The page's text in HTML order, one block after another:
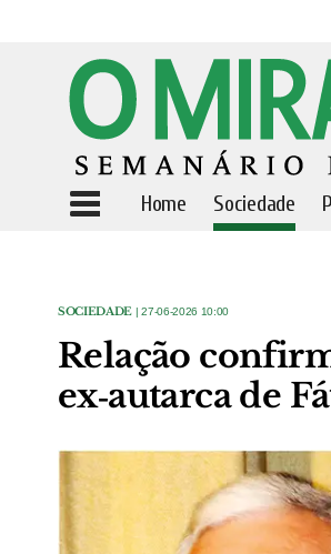
Home Sociedade
SOCIEDADE | 27-06-2026 10:00
Relação
ex‑autarca de